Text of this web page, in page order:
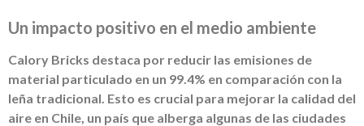
Un impacto positivo en el medio ambiente
Calory Bricks destaca por reducir las emisiones de
material particulado en un 99.4% en comparación con la
leña tradicional. Esto es crucial para mejorar la calidad del
aire en Chile, un país que alberga algunas de las ciudades